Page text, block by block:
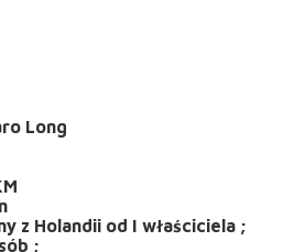
Long
z Holandii od I właściciela ;
;